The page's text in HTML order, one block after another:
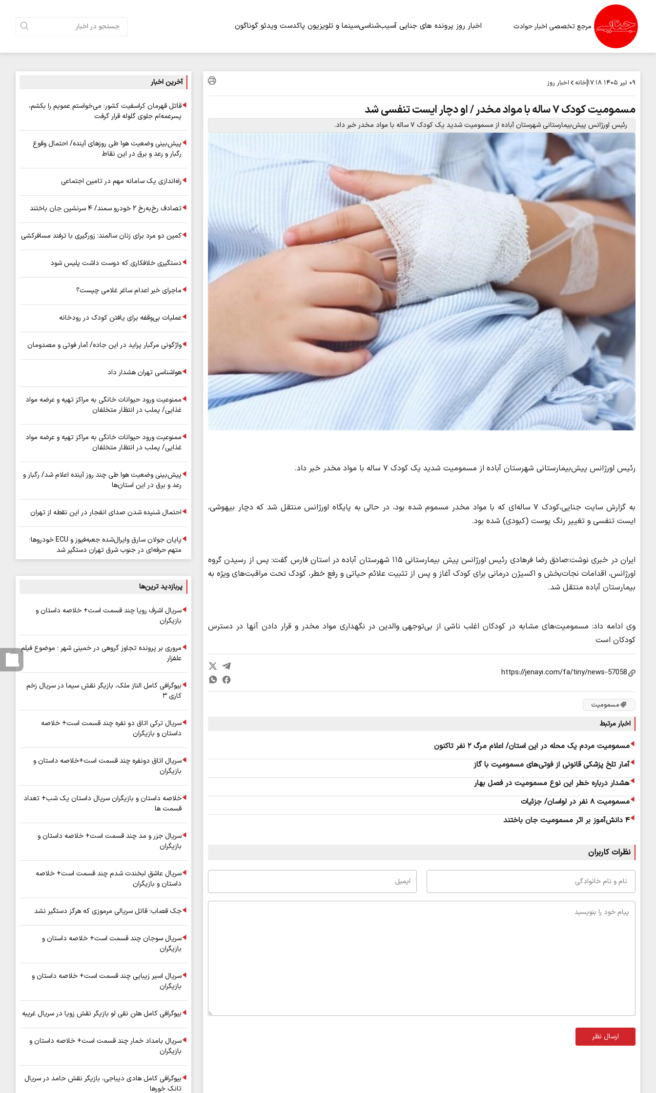
مرجع تخصصی اخبار حوادث اخبار روز پرونده های جنایی آسیب‌شناسیسینما و تلویزیون پاکدست ویدئو گوناگون
۰۹ تیر ۱۴۰۵ ۱۷:۱۸ خانه اخبار روز
مسمومیت کودک ۷ ساله با مواد مخدر / او دچار ایست تنفسی شد
رئیس اورژانس پیش‌بیمارستانی شهرستان آباده از مسمومیت شدید یک کودک ۷ ساله با مواد مخدر خبر داد.
رئیس اورژانس پیش‌بیمارستانی شهرستان آباده از مسمومیت شدید یک کودک ۷ ساله با مواد مخدر خبر داد.
به گزارش سایت جنایی،کودک ۷ ساله‌ای که با مواد مخدر مسموم شده بود، در حالی به پایگاه اورژانس منتقل شد که دچار بیهوشی،
ایست تنفسی و تغییر رنگ پوست (کبودی) شده بود.
ایران در خبری نوشت:صادق رضا فرهادی رئیس اورژانس پیش بیمارستانی ۱۱۵ شهرستان آباده در استان فارس گفت: پس از رسیدن گروه
اورژانس، اقدامات نجات‌بخش و اکسیژن درمانی برای کودک آغاز و پس از تثبیت علائم حیاتی و رفع خطر، کودک تحت مراقبت‌های ویژه به
بیمارستان آباده منتقل شد.
وی ادامه داد: مسمومیت‌های مشابه در کودکان اغلب ناشی از بی‌توجهی والدین در نگهداری مواد مخدر و قرار دادن آنها در دسترس
کودکان است
مسمومیت
اخبار مرتبط
مسمومیت مردم یک محله در این استان/ اعلام مرگ ۲ نفر تاکنون
آمار تلخ پزشکی قانونی از فوتی‌های مسمومیت با گاز
هشدار درباره خطر این نوع مسمومیت در فصل بهار
مسمومیت ۸ نفر در لواسان/ جزئیات
۴ دانش‌آموز بر اثر مسمومیت جان باختند
نظرات کاربران
ارسال نظر
آخرین اخبار
قاتل قهرمان کراسفیت کشور: می‌خواستم عمویم را بکشم،
پسرعمه‌ام جلوی گلوله قرار گرفت
پیش‌بینی وضعیت هوا طی روزهای آینده/ احتمال وقوع
رگبار و رعد و برق در این نقاط
راه‌اندازی یک سامانه مهم در تامین اجتماعی
تصادف رخ‌به‌رخ ۲ خودرو سمند/ ۴ سرنشین جان باختند
کمین دو مرد برای زنان سالمند؛ زورگیری با ترفند مسافرکشی
دستگیری خلافکاری که دوست داشت پلیس شود
ماجرای خبر اعدام ساغر غلامی چیست؟
عملیات بی‌وقفه برای یافتن کودک در رودخانه
واژگونی مرگبار پراید در این جاده/ آمار فوتی و مصدومان
هواشناسی تهران هشدار داد
ممنوعیت ورود حیوانات خانگی به مراکز تهیه و عرضه مواد
غذایی/ پملب در انتظار متخلفان
ممنوعیت ورود حیوانات خانگی به مراکز تهیه و عرضه مواد
غذایی/ پملب در انتظار متخلفان
پیش‌بینی وضعیت هوا طی چند روز آینده اعلام شد/ رگبار و
رعد و برق در این استان‌ها
احتمال شنیده شدن صدای انفجار در این نقطه از تهران
پایان جولان سارق وایرال‌شده جعبه‌فیوز و ECU خودروها؛
متهم حرفه‌ای در جنوب شرق تهران دستگیر شد
پربازدید ترین‌ها
سریال اشرف رویا چند قسمت است+ خلاصه داستان و
بازیگران
مروری بر پرونده تجاوز گروهی در خمینی شهر ؛ موضوع فیلم
علفزار
بیوگرافی کامل الناز ملک، بازیگر نقش سیما در سریال زخم
کاری ۳
سریال ترکی اتاق دو نفره چند قسمت است+ خلاصه
داستان و بازیگران
سریال اتاق دونفره چند قسمت است+خلاصه داستان و
بازیگران
خلاصه داستان و بازیگران سریال داستان یک شب+ تعداد
قسمت ها
سریال جزر و مد چند قسمت است+ خلاصه داستان و
بازیگران
سریال عاشق لبخندت شدم چند قسمت است+ خلاصه
داستان و بازیگران
جک قصاب؛ قاتل سریالی مرموزی که هرگز دستگیر نشد
سریال سوجان چند قسمت است+ خلاصه داستان و
بازیگران
سریال اسیر زیبایی چند قسمت است+ خلاصه داستان و
بازیگران
بیوگرافی کامل هلن نقی لو بازیگر نقش زویا در سریال غریبه
سریال بامداد خمار چند قسمت است+ خلاصه داستان و
بازیگران
بیوگرافی کامل هادی دیباجی، بازیگر نقش حامد در سریال
تانک خورها